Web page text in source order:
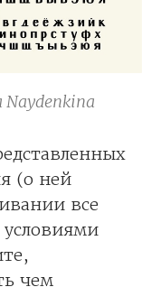
(о ней
все
условиями
чем